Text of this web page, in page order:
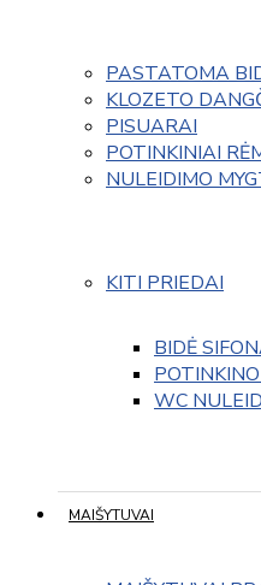
PASTATOMA
KLOZETO
PISUARAI
POTINKINIAI
NULEIDIMO
KITI PRIEDAI
BIDĖ
WC
MAIŠYTUVAI